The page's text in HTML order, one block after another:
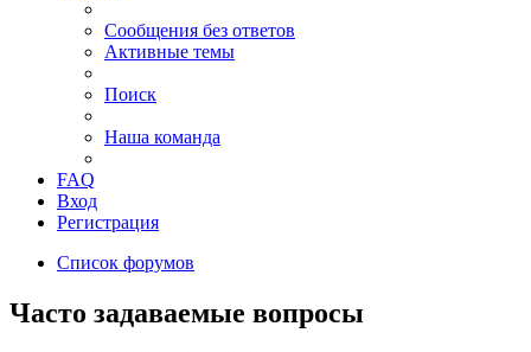
Сообщения без ответов
Активные темы
Поиск
Наша команда
FAQ
Вход
Регистрация
Список форумов
Часто задаваемые вопросы